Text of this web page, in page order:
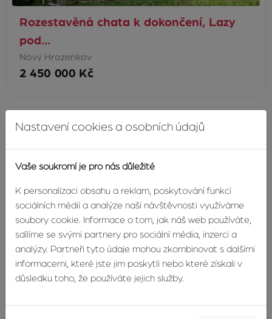
Rozestavěná chata k dokončení, Lazy
pod…
Nový Hrozenkov
2 450 000 Kč
Pozemek se základovou deskou a…
Nastavení cookies a osobních údajů
Vaše soukromí je pro nás důležité
K personalizaci obsahu a reklam, poskytování funkcí
sociálních médií a analýze naší návštěvnosti využíváme
soubory cookie. Informace o tom, jak náš web používáte,
sdílíme se svými partnery pro sociální média, inzerci a
analýzy. Partneři tyto údaje mohou zkombinovat s dalšími
informacemi, které jste jim poskytli nebo které získali v
důsledku toho, že používáte jejich služby.